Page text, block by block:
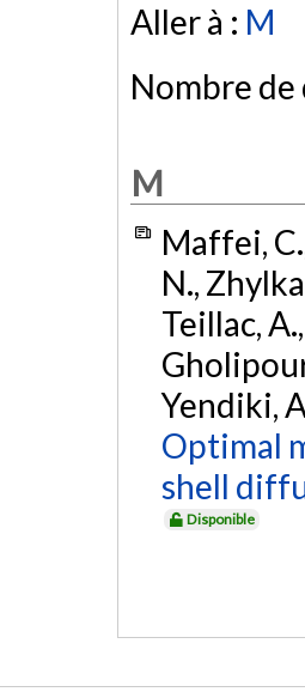
Aller à : M
Nombre
M
Maffei,
N.,
Teillac,
Yendiki,
Optimal
shell
Disponible